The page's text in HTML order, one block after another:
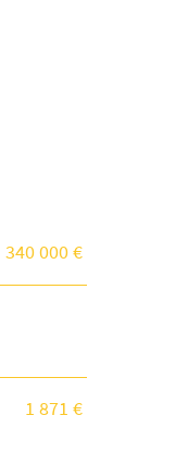
340 000 €
1 871 €